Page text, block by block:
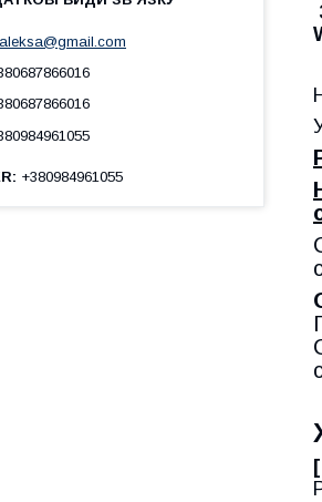
+380984961055